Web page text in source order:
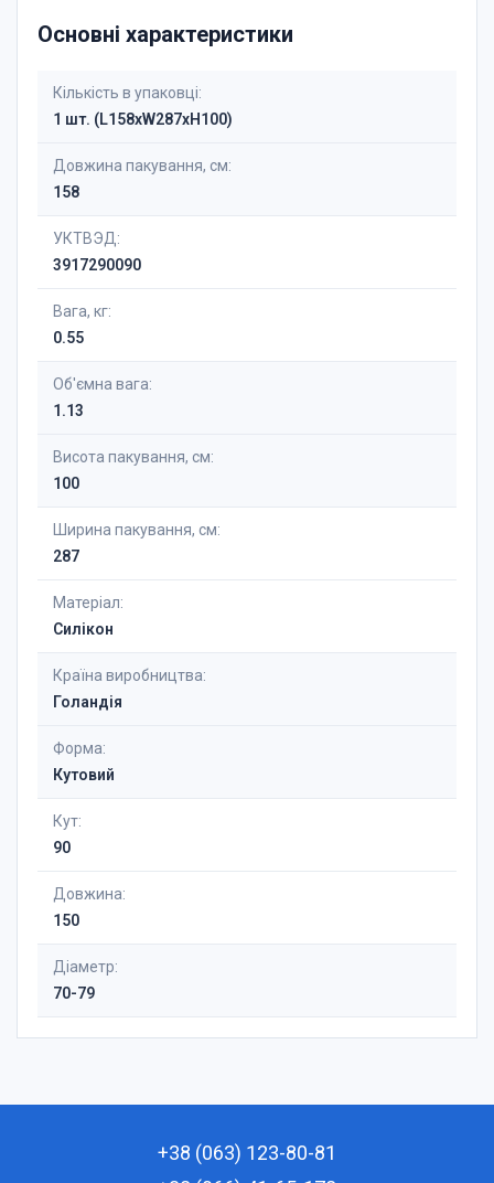
Основні характеристики
Кількість в упаковці:
1 шт. (L158xW287xH100)
Довжина пакування, см:
158
УКТВЭД:
3917290090
Вага, кг:
0.55
Об'ємна вага:
1.13
Висота пакування, см:
100
Ширина пакування, см:
287
Матеріал:
Силікон
Країна виробництва:
Голандія
Форма:
Кутовий
Кут:
90
Довжина:
150
Діаметр:
70-79
+38 (063) 123-80-81